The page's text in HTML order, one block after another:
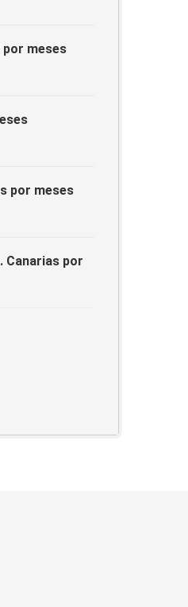
por meses
por meses
Canarias por